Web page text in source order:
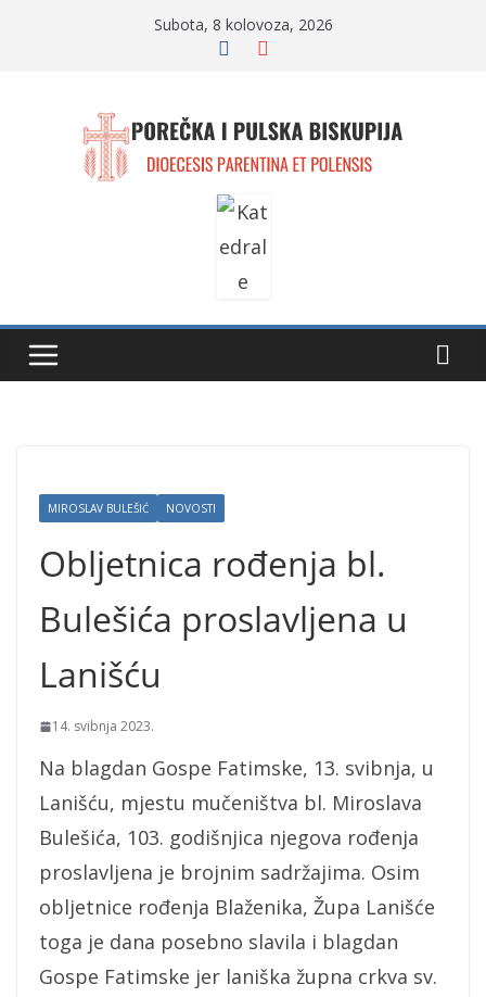
Subota, 8 kolovoza, 2026
MIROSLAV BULEŠIĆ NOVOSTI
Obljetnica rođenja bl.
Bulešića proslavljena u
Lanišću
14. svibnja 2023.
Na blagdan Gospe Fatimske, 13. svibnja, u
Lanišću, mjestu mučeništva bl. Miroslava
Bulešića, 103. godišnjica njegova rođenja
proslavljena je brojnim sadržajima. Osim
obljetnice rođenja Blaženika, Župa Lanišće
toga je dana posebno slavila i blagdan
Gospe Fatimske jer laniška župna crkva sv.